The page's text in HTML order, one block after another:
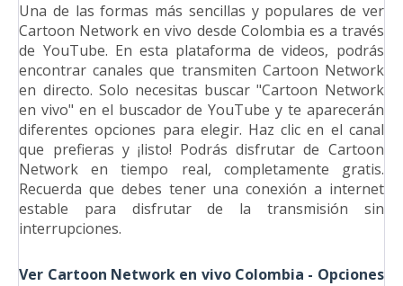
Una de las formas más sencillas y populares de ver
Cartoon Network en vivo desde Colombia es a través
de YouTube. En esta plataforma de videos, podrás
encontrar canales que transmiten Cartoon Network
en directo. Solo necesitas buscar "Cartoon Network
en vivo" en el buscador de YouTube y te aparecerán
diferentes opciones para elegir. Haz clic en el canal
que prefieras y ¡listo! Podrás disfrutar de Cartoon
Network en tiempo real, completamente gratis.
Recuerda que debes tener una conexión a internet
estable para disfrutar de la transmisión sin
interrupciones.
Ver Cartoon Network en vivo Colombia - Opciones